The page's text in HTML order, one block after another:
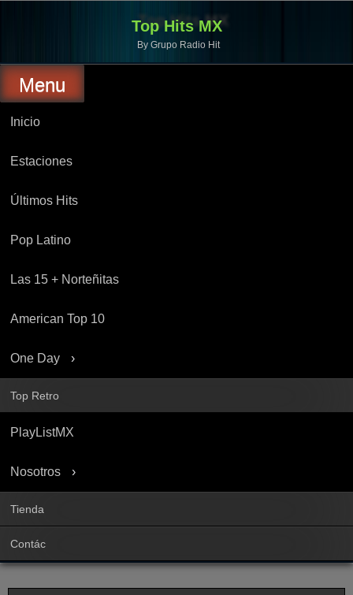
Top Hits MX
By Grupo Radio Hit
Menu
Inicio
Estaciones
Últimos Hits
Pop Latino
Las 15 + Norteñitas
American Top 10
One Day
Top Retro
PlayListMX
Nosotros
Tienda
Contác